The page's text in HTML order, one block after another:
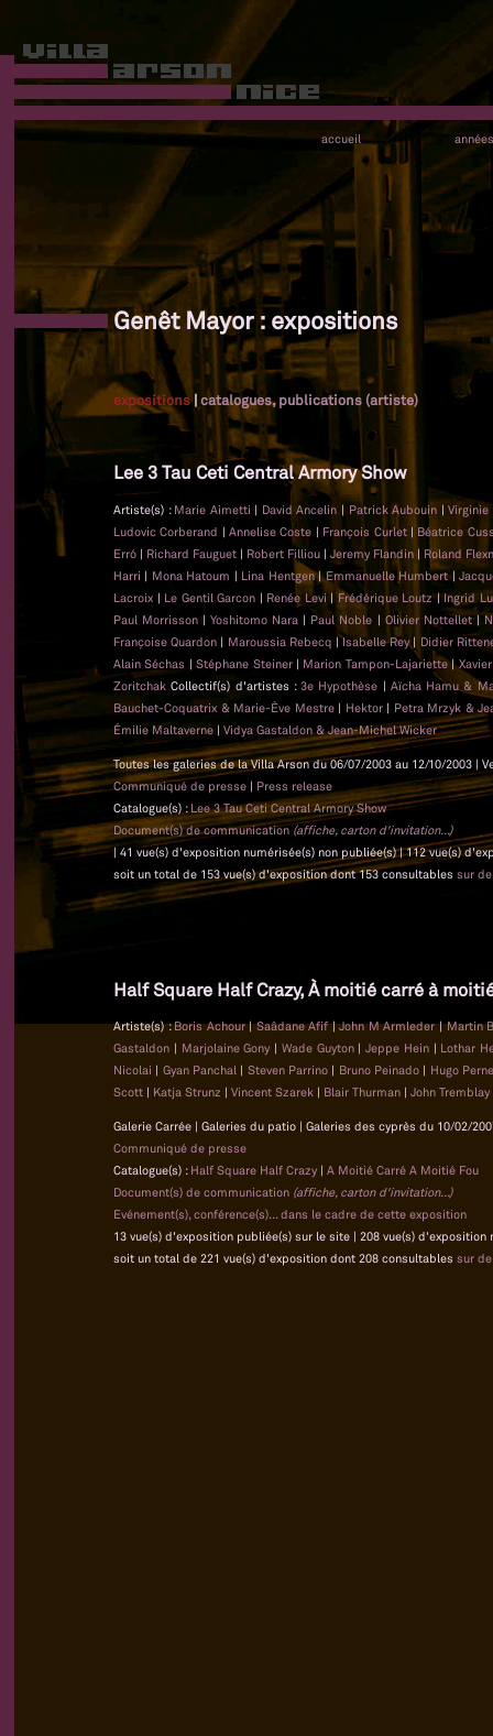
accueil années
Genêt Mayor : expositions
expositions|catalogues, publications (artiste)
Lee 3 Tau Ceti Central Armory Show
Artiste(s) : Marie Aimetti | David Ancelin | Patrick Aubouin |
Ludovic Corberand |Annelise Coste | François Curlet | Béatrice
Erró | Richard Fauguet | Robert Filliou |Jeremy Flandin | Roland
Harri | Mona Hatoum | Lina Hentgen|Emmanuelle Humbert|
Lacroix | Le Gentil Garcon | Renée Levi| Frédérique Loutz|Ingrid
Paul Morrisson |Yoshitomo Nara | Paul Noble | Olivier Nottellet|
Françoise Quardon | Maroussia Rebecq |Isabelle Rey| Didier
Alain Séchas |Stéphane Steiner | Marion Tampon-Lajariette|
ZoritchakCollectif(s) d'artistes :3e Hypothèse | Aïcha Hamu &
Bauchet-Coquatrix & Marie-Ève Mestre | Hektor | Petra Mrzyk &
Émilie Maltaverne | Vidya Gastaldon & Jean-Michel Wicker
Toutes les galeries de la Villa Arson du 06/07/2003 au 12/10/2003 |
Communiqué de presse | Press release
Catalogue(s) :Lee 3 Tau Ceti Central Armory Show
Document(s) de communication (affiche, carton d'invitation...)
| 41 vue(s) d'exposition numérisée(s) non publiée(s) | 112 vue(s)
soit un total de 153 vue(s) d'exposition dont 153 consultables sur
Half Square Half Crazy, À moitié carré à
Artiste(s) :Boris Achour|Saâdane Afif|John M Armleder|Martin
Gastaldon | Marjolaine Gony | Wade Guyton |Jeppe Hein | Lothar
Nicolai | Gyan Panchal | Steven Parrino | Bruno Peinado | Hugo
Scott | Katja Strunz | Vincent Szarek | Blair Thurman | John Tremblay
Galerie Carrée | Galeries du patio | Galeries des cyprès du 10/02/
Communiqué de presse
Catalogue(s) : Half Square Half Crazy | A Moitié Carré A Moitié Fou
Document(s) de communication (affiche, carton d'invitation...)
Evénement(s), conférence(s)... dans le cadre de cette exposition
13 vue(s) d'exposition publiée(s) sur le site | 208 vue(s) d'exposition
soit un total de 221 vue(s) d'exposition dont 208 consultables sur